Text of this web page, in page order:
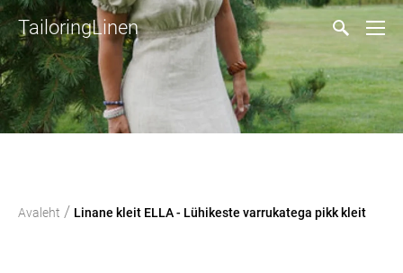
TailoringLinen
Avaleht / Linane kleit ELLA - Lühikeste varrukatega pikk kleit